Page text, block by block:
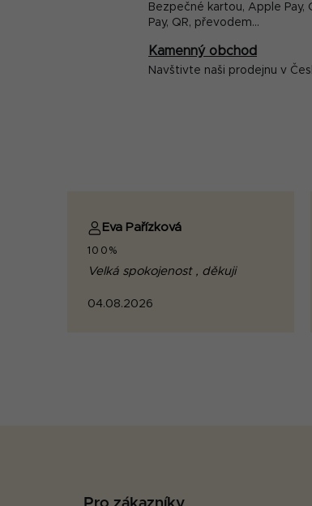
Bezpečné kartou, Apple Pay,
Pay, QR, převodem...
Kamenný obchod
Navštivte naši prodejnu v
Eva Pařízková
100%
Velká spokojenost , děkuji
04.08.2026